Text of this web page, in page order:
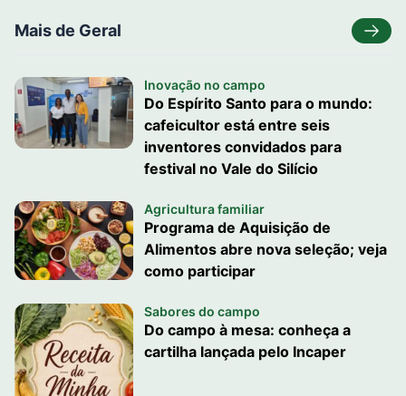
Mais de Geral
Inovação no campo
Do Espírito Santo para o mundo:
cafeicultor está entre seis
inventores convidados para
festival no Vale do Silício
Agricultura familiar
Programa de Aquisição de
Alimentos abre nova seleção; veja
como participar
Sabores do campo
Do campo à mesa: conheça a
cartilha lançada pelo Incaper